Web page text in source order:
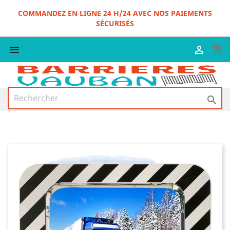
COMMANDEZ EN LIGNE 24 H/24 AVEC NOS PAIEMENTS
SÉCURISÉS
 shopping_cart

